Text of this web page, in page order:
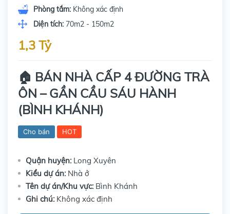
Phòng tắm: Không xác định
Diện tích: 70m2 - 150m2
1,3 Tỷ
🏠 BÁN NHÀ CẤP 4 ĐƯỜNG TRÀ
ÔN – GẦN CẦU SÁU HÀNH
(BÌNH KHÁNH)
Cho bán HOT
Quận huyện: Long Xuyên
Kiểu dự án: Nhà ở
Tên dự án/Khu vực: Bình Khánh
Ghi chú: Không xác định